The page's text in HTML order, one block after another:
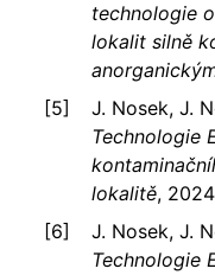
technologie
lokalit silně
J. Nosek, J.
Technologie
lokalitě, 2024
J. Nosek, J.
Technologie